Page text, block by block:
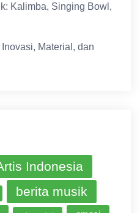
Kalimba, Singing Bowl,
Material, dan
Indonesia
berita musik